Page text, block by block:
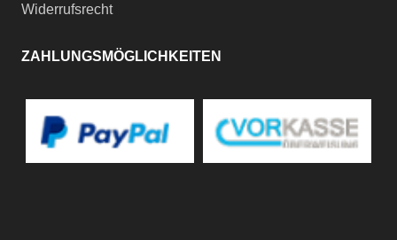
Widerrufsrecht
ZAHLUNGSMÖGLICHKEITEN